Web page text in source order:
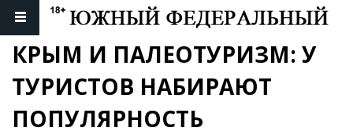
КРЫМ И ПАЛЕОТУРИЗМ: У
ТУРИСТОВ НАБИРАЮТ
ПОПУЛЯРНОСТЬ